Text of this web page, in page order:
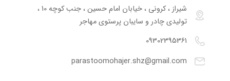
شیراز ، کرونی ، خیابان امام حسین ، جنب کوچه 10 ،
تولیدی چادر و سایبان پرستوی مهاجر
09302395361
parastoomohajer.shz@gmail.com